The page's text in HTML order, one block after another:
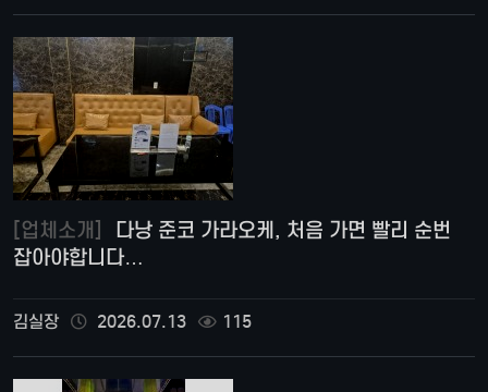
[업체소개]
잡아야합니다…
김실장 2026.07.13 115